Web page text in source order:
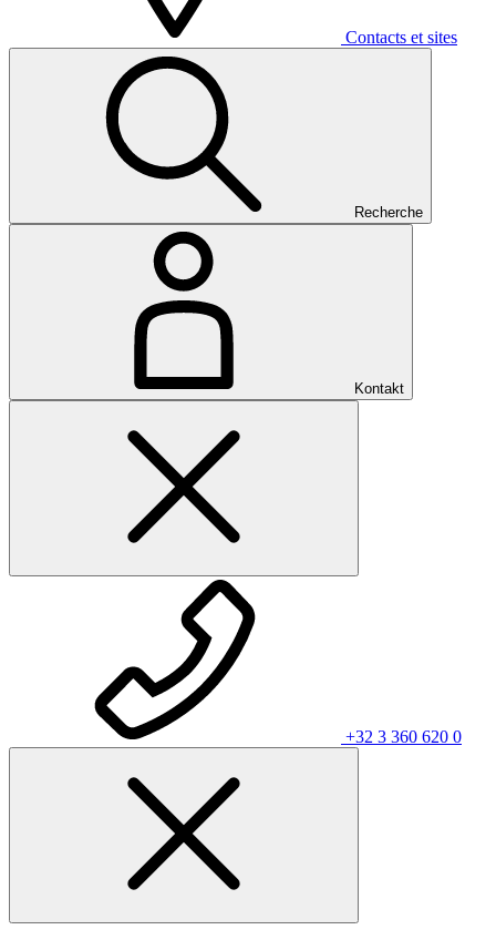
Contacts et sites
Recherche
Kontakt
+32 3 360 620 0